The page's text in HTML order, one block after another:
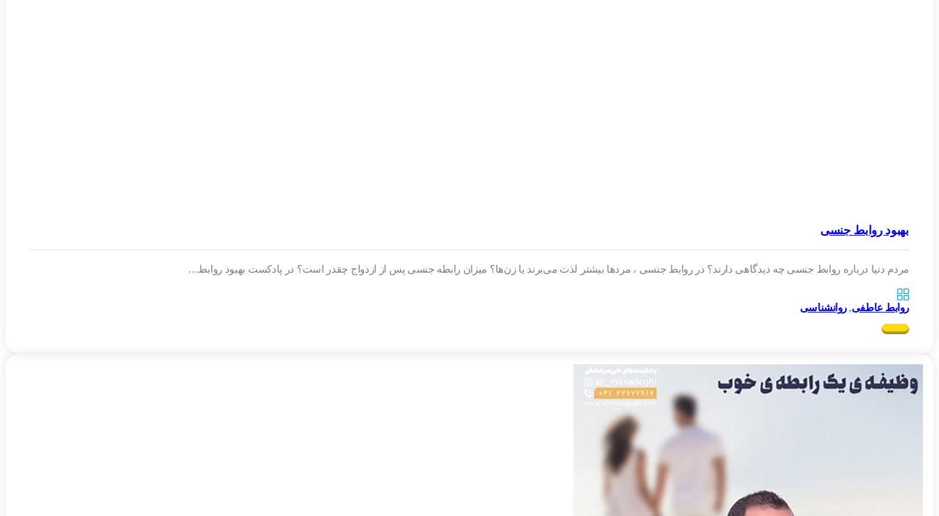
بهبود روابط جنسی
مردم دنیا درباره روابط جنسی چه دیدگاهی دارند؟ در روابط جنسی ، مردها بیشتر لذت می‌برند یا زن‌ها؟ میزان رابطه جنسی پس از ازدواج چقدر است؟ در پادکست بهبود روابط…
روابط عاطفی,روانشناسی